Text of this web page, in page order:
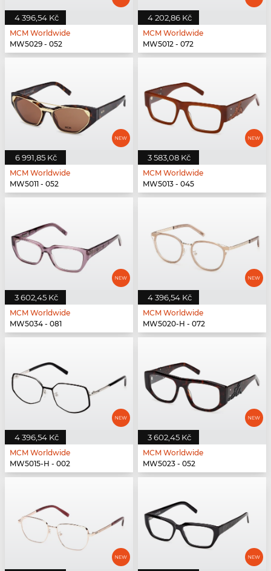
4 396,54 Kč
MCM Worldwide
MW5029 - 052
4 202,86 Kč
MCM Worldwide
MW5012 - 072
6 991,85 Kč
MCM Worldwide
MW5011 - 052
3 583,08 Kč
MCM Worldwide
MW5013 - 045
3 602,45 Kč
MCM Worldwide
MW5034 - 081
4 396,54 Kč
MCM Worldwide
MW5020-H - 072
4 396,54 Kč
MCM Worldwide
MW5015-H - 002
3 602,45 Kč
MCM Worldwide
MW5023 - 052